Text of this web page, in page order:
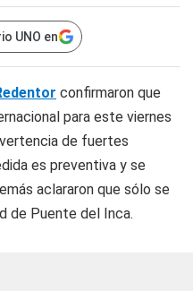
UNO en
confirmaron que
para este viernes
de fuertes
es preventiva y se
aclararon que sólo se
de Puente del Inca.